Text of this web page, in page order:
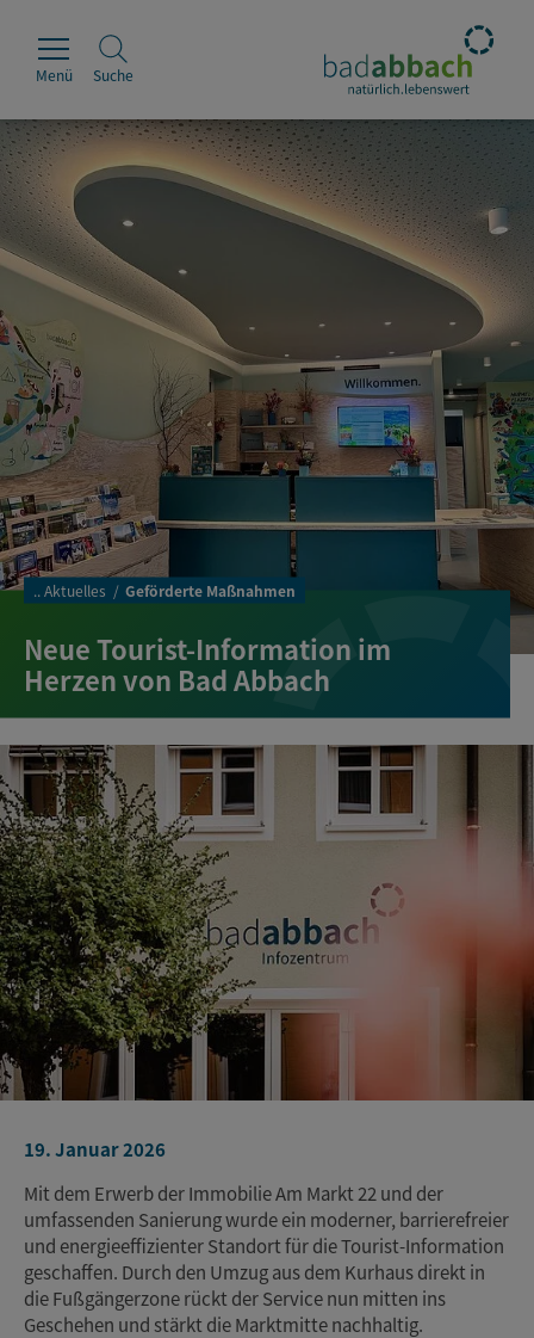
Rathaus
Erleben
Leben & Wohnen
Wirtschaft & Handel
Menü Suche
.. Aktuelles Geförderte Maßnahmen
Neue Tourist-Information im
Herzen von Bad Abbach
19. Januar 2026
Mit dem Erwerb der Immobilie Am Markt 22 und der
umfassenden Sanierung wurde ein moderner, barrierefreier
und energieeffizienter Standort für die Tourist-Information
geschaffen. Durch den Umzug aus dem Kurhaus direkt in
die Fußgängerzone rückt der Service nun mitten ins
Geschehen und stärkt die Marktmitte nachhaltig.